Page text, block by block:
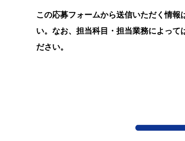
この応募フォームから送信いただく情
い。なお、担当科⽬・担当業務によっ
ださい。